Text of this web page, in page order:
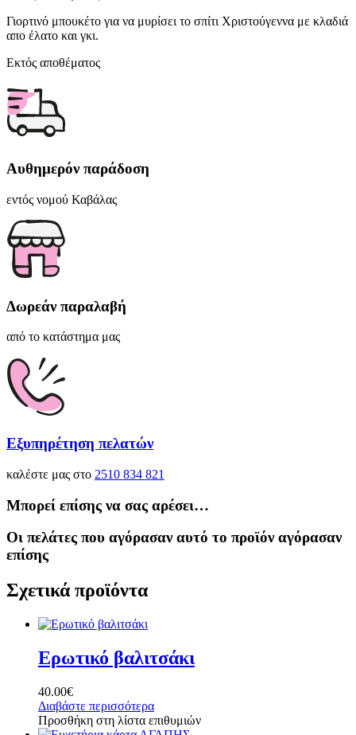
Γιορτινό μπουκέτο για να μυρίσει το σπίτι Χριστούγεννα με κλαδιά
απο έλατο και γκι.
Εκτός αποθέματος
Αυθημερόν παράδοση
εντός νομού Καβάλας
Δωρεάν παραλαβή
από το κατάστημα μας
Εξυπηρέτηση πελατών
καλέστε μας στο 2510 834 821
Μπορεί επίσης να σας αρέσει…
Οι πελάτες που αγόρασαν αυτό το προϊόν αγόρασαν
επίσης
Σχετικά προϊόντα
Ερωτικό βαλιτσάκι
40.00€
Διαβάστε περισσότερα
Προσθήκη στη λίστα επιθυμιών